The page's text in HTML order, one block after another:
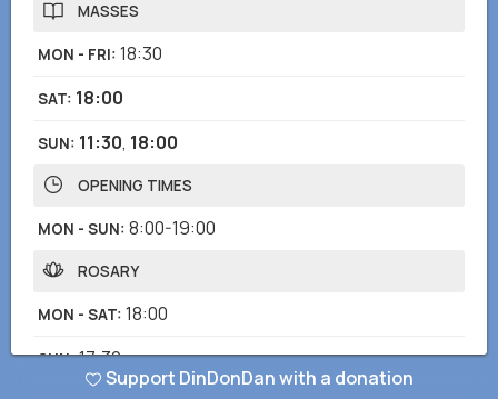
MASSES
MON - FRI: 18:30
SAT: 18:00
SUN: 11:30, 18:00
OPENING TIMES
MON - SUN: 8:00-19:00
ROSARY
MON - SAT: 18:00
SUN:17:30
Support DinDonDan with a donation